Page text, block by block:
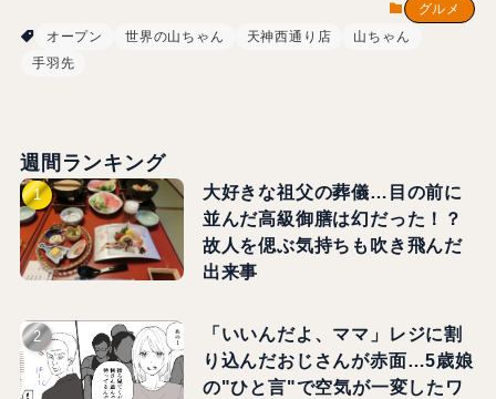
グルメ
オープン
世界の山ちゃん 天神西通り店
山ちゃん
手羽先
週間ランキング
大好きな祖父の葬儀…目の前に
並んだ高級御膳は幻だった！？
故人を偲ぶ気持ちも吹き飛んだ
出来事
「いいんだよ、ママ」レジに割
り込んだおじさんが赤面…5歳娘
の"ひと言"で空気が一変したワ